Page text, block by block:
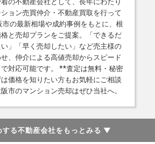
する不動産会社をもっとみる ▼
ョン売買仲介・不動産買取を行って
市の最新相場や成約事例をもとに、根
と売却プランをご提案。「できるだ
」「早く売却したい」など売主様の
、仲介による高値売却からスピード
対応可能です。 **査定は無料・秘密
価格を知りたい方もお気軽にご相談
市のマンション売却はぜひ当社へ。